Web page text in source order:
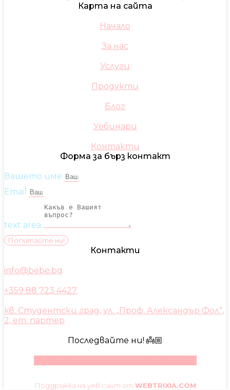
Карта на сайта
Начало
За нас
Услуги
Продукти
Блог
Уебинари
Контакти
Форма за бърз контакт
Вашето име
Email
text area
Попитайте ни!
Контакти
info@bebe.bg
+359 88 723 4427
кв. Студентски град, ул. „Проф. Александър Фол“,
2, ет. партер
Последвайте ни! 👼🏼
Поддръжка на уеб сайт от WEBTRIXIA.COM